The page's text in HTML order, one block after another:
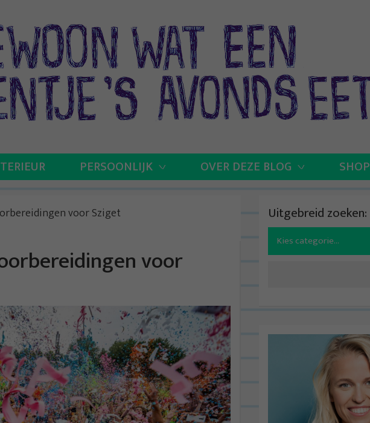
PERSOONLIJK OVER DEZE BLOG SHOP
voor Sziget
voor
Uitgebreid zoeken:
Search
for: